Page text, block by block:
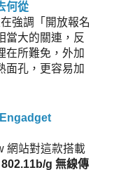
何從
強調「開放報名
當大的關連，反
在所難免，外加
面孔，更容易加
網站對這款搭載
802.11b/g 無線傳